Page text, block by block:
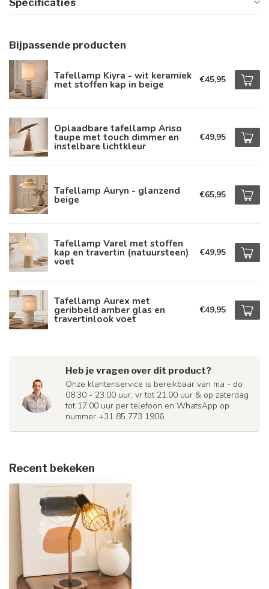
Specificaties
Bijpassende producten
Tafellamp Kiyra - wit keramiek
met stoffen kap in beige €45,95
Oplaadbare tafellamp Ariso
taupe met touch dimmer en
instelbare lichtkleur
€49,95
Tafellamp Auryn - glanzend
beige €65,95
Tafellamp Varel met stoffen
kap en travertin (natuursteen)
voet
€49,95
Tafellamp Aurex met
geribbeld amber glas en
travertinlook voet
€49,95
Heb je vragen over dit product?
Onze klantenservice is bereikbaar van ma - do
08.30 - 23.00 uur, vr tot 21.00 uur & op zaterdag
tot 17.00 uur per telefoon en WhatsApp op
nummer +31 85 773 1906
Recent bekeken